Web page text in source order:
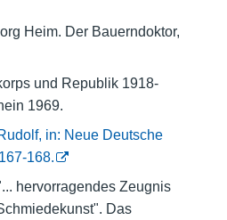
Heim. Der Bauerndoktor,
und Republik 1918-
1969.
in: Neue Deutsche
168.
hervorragendes Zeugnis
Das